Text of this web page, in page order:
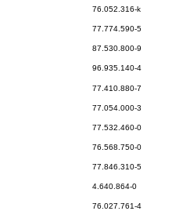
76.052.316-k
77.774.590-5
87.530.800-9
96.935.140-4
77.410.880-7
77.054.000-3
77.532.460-0
76.568.750-0
77.846.310-5
4.640.864-0
76.027.761-4